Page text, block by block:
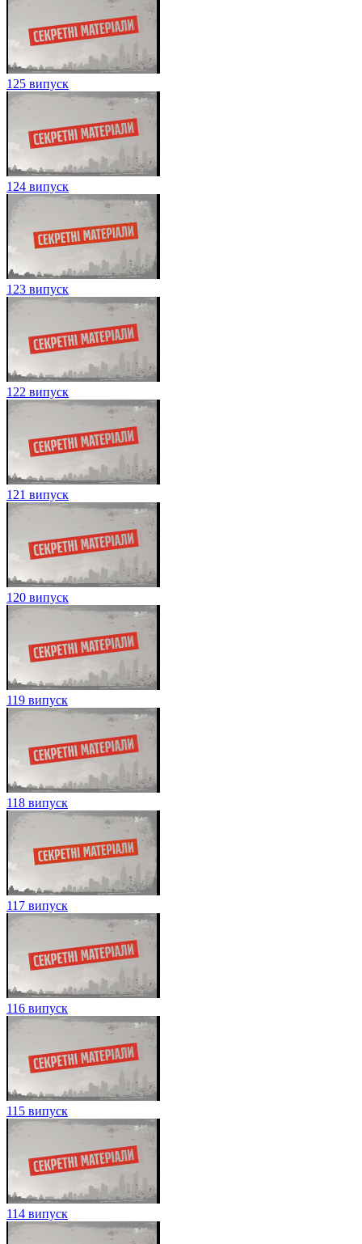
125 випуск
124 випуск
123 випуск
122 випуск
121 випуск
120 випуск
119 випуск
118 випуск
117 випуск
116 випуск
115 випуск
114 випуск